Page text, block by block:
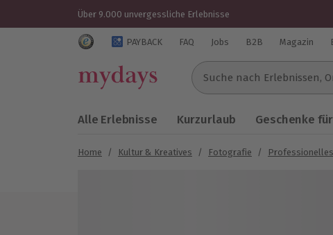
Über 9.000 unvergessliche Erlebnisse
Trustedshops Bewertungen für mydays.de
PAYBACK FAQ Jobs B2B Magazin
Suche nach Erlebnissen...
Alle Erlebnisse Kurzurlaub Geschenke für
Home / Kultur & Kreatives / Fotografie /